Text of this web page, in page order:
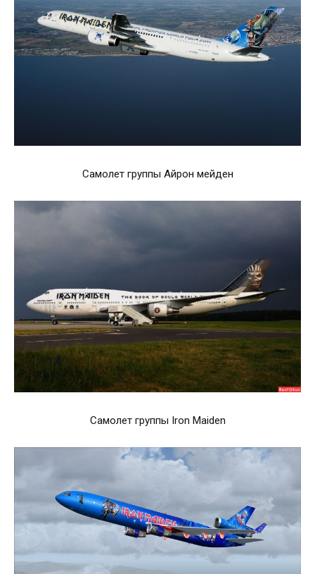
Самолет группы Айрон мейден
Самолет группы Iron Maiden